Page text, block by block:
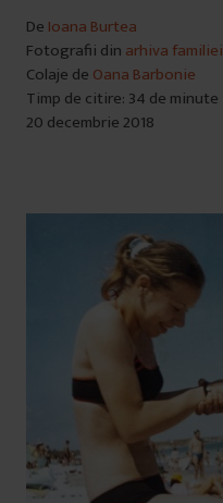
De Ioana Burtea
Fotografii din arhiva familiei
Colaje de Oana Barbonie
Timp de citire: 34 de minute
20 decembrie 2018